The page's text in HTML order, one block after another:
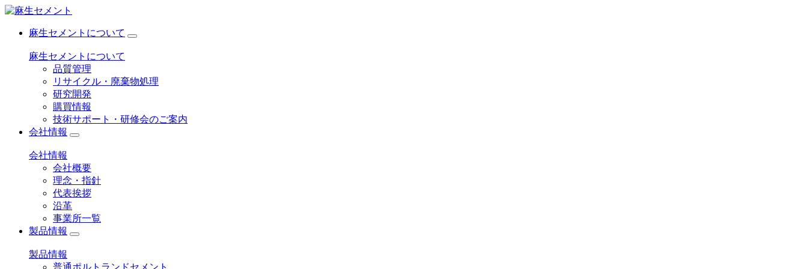
麻生セメントについて
麻生セメントについて
品質管理
リサイクル・廃棄物処理
研究開発
購買情報
技術サポート・研修会のご案内
会社情報
会社情報
会社概要
理念・指針
代表挨拶
沿革
事業所一覧
製品情報
製品情報
普通ポルトランドセメント